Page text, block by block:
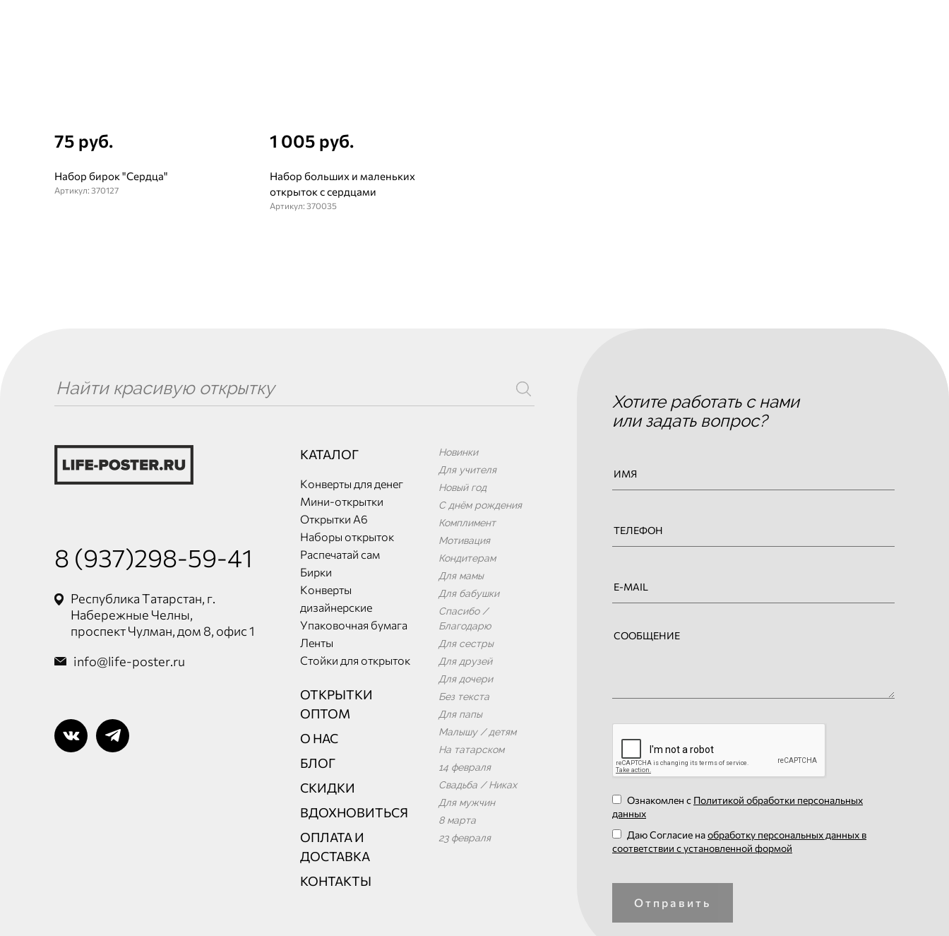
75 руб.
Набор бирок "Сердца"
Артикул: 370127
1 005 руб.
Набор больших и маленьких
открыток с сердцами
Артикул: 370035
8 (937)298-59-41
Республика Татарстан, г.
Набережные Челны,
проспект Чулман, дом 8, офис 1
info@life-poster.ru
КАТАЛОГ
Конверты для денег
Мини-открытки
Открытки А6
Наборы открыток
Распечатай сам
Бирки
Конверты
дизайнерские
Упаковочная бумага
Ленты
Стойки для открыток
ОТКРЫТКИ
ОПТОМ
О НАС
БЛОГ
СКИДКИ
ВДОХНОВИТЬСЯ
ОПЛАТА И
ДОСТАВКА
КОНТАКТЫ
Новинки
Для учителя
Новый год
С днём рождения
Комплимент
Мотивация
Кондитерам
Для мамы
Для бабушки
Спасибо /
Благодарю
Для сестры
Для друзей
Для дочери
Без текста
Для папы
Малышу / детям
На татарском
14 февраля
Свадьба / Никах
Для мужчин
8 марта
23 февраля
Хотите работать с нами
или задать вопрос?
Ознакомлен с Политикой обработки персональных
данных
Даю Согласие наобработку персональных данных в
соответствии с установленной формой
Отправить